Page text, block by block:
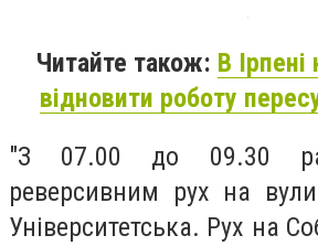
Читайте також: В
відновити роботу
"З 07.00 до 09.30
реверсивним рух на
Університетська. Рух на